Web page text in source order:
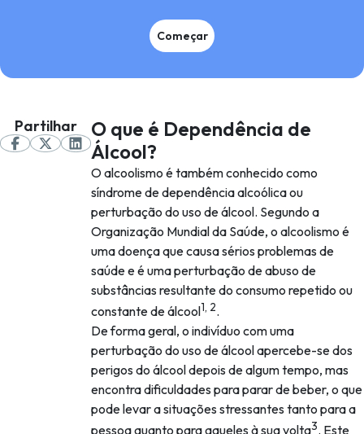
Começar
Partilhar
O que é Dependência de
Álcool?
O alcoolismo é também conhecido como
síndrome de dependência alcoólica ou
perturbação do uso de álcool. Segundo a
Organização Mundial da Saúde, o alcoolismo é
uma doença que causa sérios problemas de
saúde e é uma perturbação de abuso de
substâncias resultante do consumo repetido ou
constante de álcool1, 2.
De forma geral, o indivíduo com uma
perturbação do uso de álcool apercebe-se dos
perigos do álcool depois de algum tempo, mas
encontra dificuldades para parar de beber, o que
pode levar a situações stressantes tanto para a
pessoa quanto para aqueles à sua volta3. Este